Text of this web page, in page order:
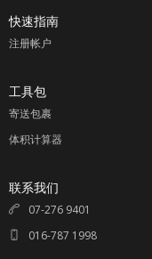
快速指南
注册帐户
工具包
寄送包裹
体积计算器
联系我们
07-276 9401
016-787 1998